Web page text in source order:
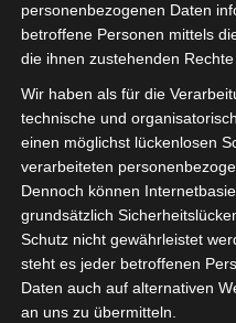
in
ich
Zeit zum
Mit
bummeln
haben uns
Teilchen
unsere
personenbezogenen Daten
betroffene Personen mittels
die ihnen zustehenden
Wir haben als für die
technische und
einen möglichst lückenlosen
verarbeiteten
Dennoch können
grundsätzlich
Schutz nicht gewährleistet
steht es jeder betroffenen
Daten auch auf alternativen
an uns zu übermitteln.